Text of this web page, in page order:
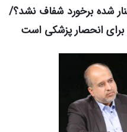
شده برخورد شفاف نشد؟/
انحصار پزشکی است